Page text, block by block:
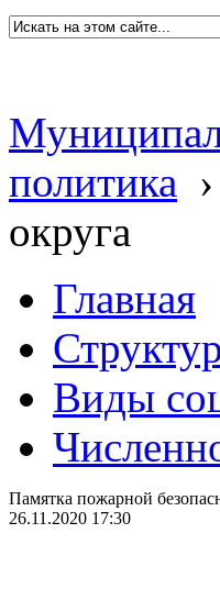
политика ›
округа
Главная
Виды
Памятка пожарной
26.11.2020 17:30